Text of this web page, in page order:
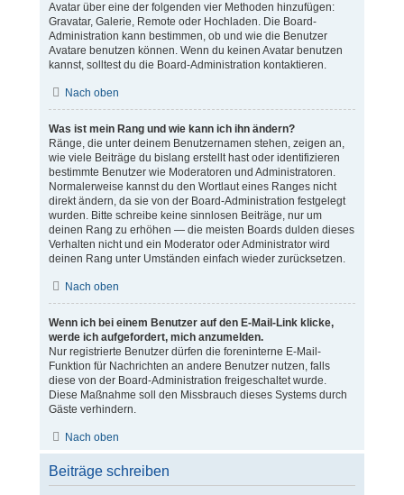
Avatar über eine der folgenden vier Methoden hinzufügen:
Gravatar, Galerie, Remote oder Hochladen. Die Board-
Administration kann bestimmen, ob und wie die Benutzer
Avatare benutzen können. Wenn du keinen Avatar benutzen
kannst, solltest du die Board-Administration kontaktieren.
Nach oben
Was ist mein Rang und wie kann ich ihn ändern?
Ränge, die unter deinem Benutzernamen stehen, zeigen an,
wie viele Beiträge du bislang erstellt hast oder identifizieren
bestimmte Benutzer wie Moderatoren und Administratoren.
Normalerweise kannst du den Wortlaut eines Ranges nicht
direkt ändern, da sie von der Board-Administration festgelegt
wurden. Bitte schreibe keine sinnlosen Beiträge, nur um
deinen Rang zu erhöhen — die meisten Boards dulden dieses
Verhalten nicht und ein Moderator oder Administrator wird
deinen Rang unter Umständen einfach wieder zurücksetzen.
Nach oben
Wenn ich bei einem Benutzer auf den E-Mail-Link klicke,
werde ich aufgefordert, mich anzumelden.
Nur registrierte Benutzer dürfen die foreninterne E-Mail-
Funktion für Nachrichten an andere Benutzer nutzen, falls
diese von der Board-Administration freigeschaltet wurde.
Diese Maßnahme soll den Missbrauch dieses Systems durch
Gäste verhindern.
Nach oben
Beiträge schreiben